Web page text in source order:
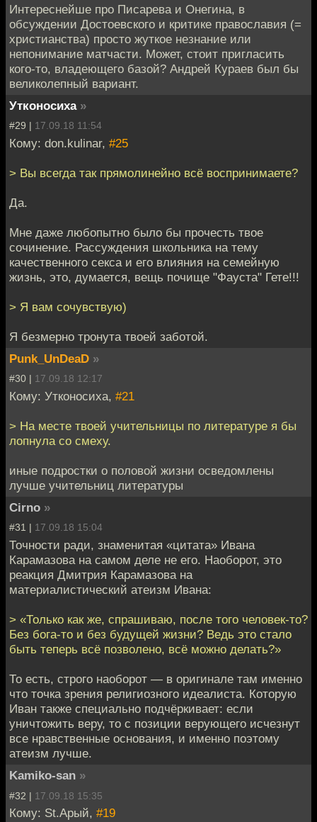
Интереснейше про Писарева и Онегина, в
обсуждении Достоевского и критике православия (=
христианства) просто жуткое незнание или
непонимание матчасти. Может, стоит пригласить
кого-то, владеющего базой? Андрей Кураев был бы
великолепный вариант.
Утконосиха »
#29 | 17.09.18 11:54
Кому: don.kulinar, #25
> Вы всегда так прямолинейно всё воспринимаете?
Да.
Мне даже любопытно было бы прочесть твое
сочинение. Рассуждения школьника на тему
качественного секса и его влияния на семейную
жизнь, это, думается, вещь почище "Фауста" Гете!!!
> Я вам сочувствую)
Я безмерно тронута твоей заботой.
Punk_UnDeaD »
#30 | 17.09.18 12:17
Кому: Утконосиха, #21
> На месте твоей учительницы по литературе я бы
лопнула со смеху.
иные подростки о половой жизни осведомлены
лучше учительниц литературы
Cirno »
#31 | 17.09.18 15:04
Точности ради, знаменитая «цитата» Ивана
Карамазова на самом деле не его. Наоборот, это
реакция Дмитрия Карамазова на
материалистический атеизм Ивана:
> «Только как же, спрашиваю, после того человек-то?
Без бога-то и без будущей жизни? Ведь это стало
быть теперь всё позволено, всё можно делать?»
То есть, строго наоборот — в оригинале там именно
что точка зрения религиозного идеалиста. Которую
Иван также специально подчёркивает: если
уничтожить веру, то с позиции верующего исчезнут
все нравственные основания, и именно поэтому
атеизм лучше.
Kamiko-san »
#32 | 17.09.18 15:35
Кому: St.Арый, #19